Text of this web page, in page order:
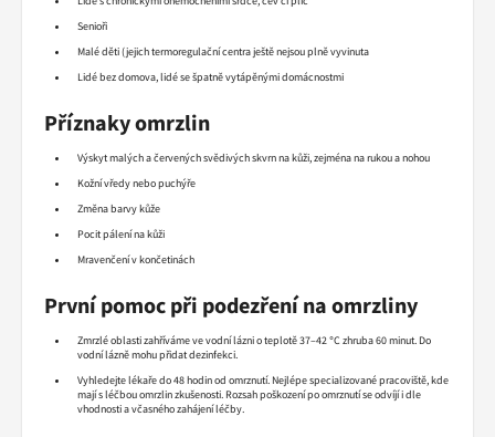
Senioři
Malé děti (jejich termoregulační centra ještě nejsou plně vyvinuta
Lidé bez domova, lidé se špatně vytápěnými domácnostmi
Příznaky omrzlin
Výskyt malých a červených svědivých skvrn na kůži, zejména na rukou a nohou
Kožní vředy nebo puchýře
Změna barvy kůže
Pocit pálení na kůži
Mravenčení v končetinách
První pomoc při podezření na omrzliny
Zmrzlé oblasti zahříváme ve vodní lázni o teplotě 37–42 °C zhruba 60 minut. Do
vodní lázně mohu přidat dezinfekci.
Vyhledejte lékaře do 48 hodin od omrznutí. Nejlépe specializované pracoviště, kde
mají s léčbou omrzlin zkušenosti. Rozsah poškození po omrznutí se odvíjí i dle
vhodnosti a včasného zahájení léčby.